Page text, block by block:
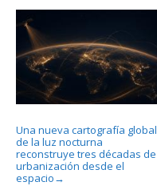
Una nueva cartografía global
de la luz nocturna
reconstruye tres décadas de
urbanización desde el
espacio →